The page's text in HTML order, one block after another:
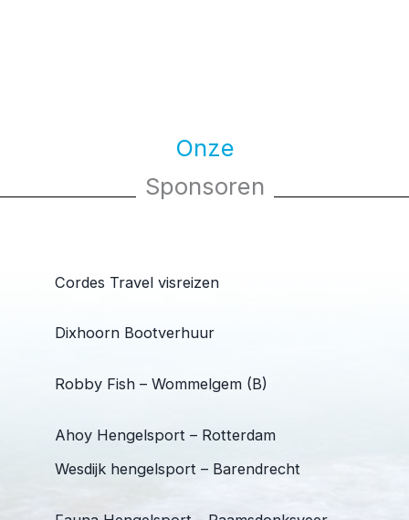
Onze
Sponsoren
Cordes Travel visreizen
Dixhoorn Bootverhuur
Robby Fish – Wommelgem (B)
Ahoy Hengelsport – Rotterdam
Wesdijk hengelsport – Barendrecht